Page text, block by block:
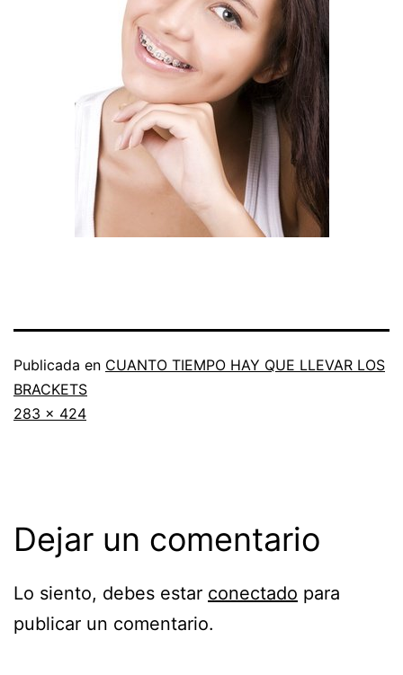
Publicada en CUANTO TIEMPO HAY QUE LLEVAR LOS
BRACKETS
Tamaño
283 × 424
Dejar un comentario
Lo siento, debes estar conectado para
publicar un comentario.